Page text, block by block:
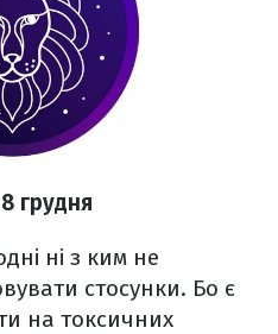
грудня
ні з ким не
стосунки. Бо є
на токсичних